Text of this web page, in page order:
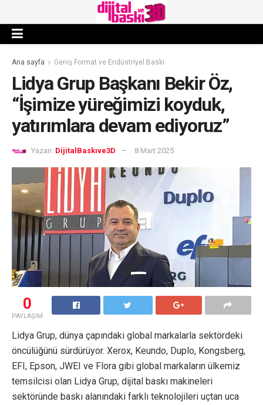
Ana sayfa Geniş Format ve Endüstriyel Baskı
Lidya Grup Başkanı Bekir Öz,
“İşimize yüreğimizi koyduk,
yatırımlara devam ediyoruz”
Yazan: DijitalBaskıve3D 8 Mart 2025
0
PAYLAŞIM
Lidya Grup, dünya çapındaki global markalarla sektördeki
öncülüğünü sürdürüyor. Xerox, Keundo, Duplo, Kongsberg,
EFI, Epson, JWEI ve Flora gibi global markaların ülkemiz
temsilcisi olan Lidya Grup, dijital baskı makineleri
sektöründe baskı alanındaki farklı teknolojileri uçtan uca